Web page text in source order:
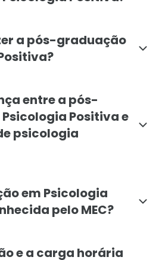
a pós-graduação
entre a pós-
Positiva e
psicologia
em Psicologia
pelo MEC?
e a carga horária